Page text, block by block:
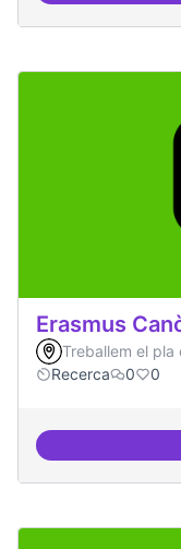
Erasmus
Treballem el
Recerca
0 0